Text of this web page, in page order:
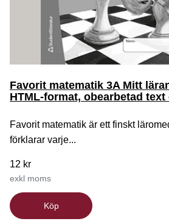
Favorit matematik 3A Mitt
HTML-format, obearbetad
Favorit matematik är ett finskt
förklarar varje...
12 kr
exkl moms
Köp